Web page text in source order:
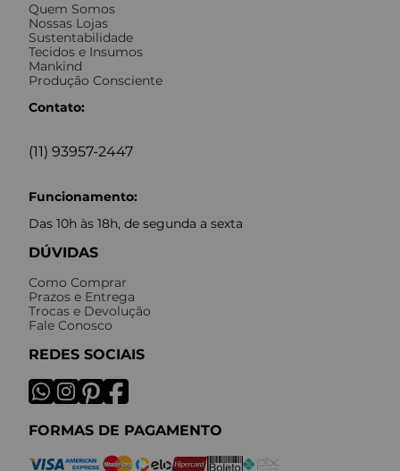
Quem Somos
Nossas Lojas
Sustentabilidade
Tecidos e Insumos
Mankind
Produção Consciente
Contato:
(11) 93957-2447
Funcionamento:
Das 10h às 18h, de segunda a sexta
DÚVIDAS
Como Comprar
Prazos e Entrega
Trocas e Devolução
Fale Conosco
REDES SOCIAIS
FORMAS DE PAGAMENTO